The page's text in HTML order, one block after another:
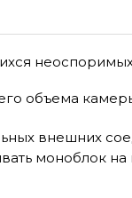
неоспоримых
объема
внешних
моноблок